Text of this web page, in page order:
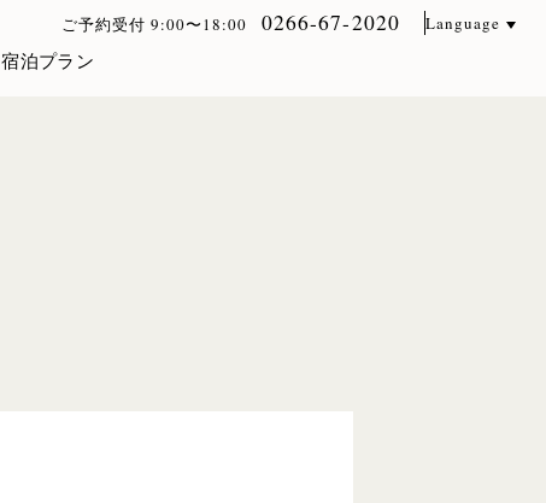
ご予約受付 9:00〜18:00 0266-67-2020 Language
宿泊プラン